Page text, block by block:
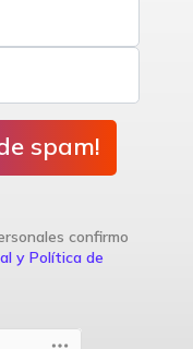
spam!
confirmo
y Política de